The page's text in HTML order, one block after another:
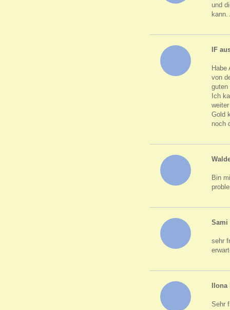
und
IF
Habe
von
guten
Ich
Gold
noch
Bin
Sami
sehr
Sehr